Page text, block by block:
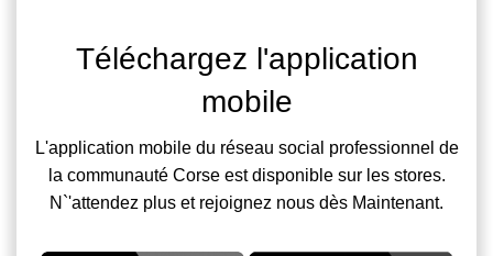
Téléchargez l'application
mobile
L'application mobile du réseau social professionnel de
la communauté Corse est disponible sur les stores.
N`'attendez plus et rejoignez nous dès Maintenant.